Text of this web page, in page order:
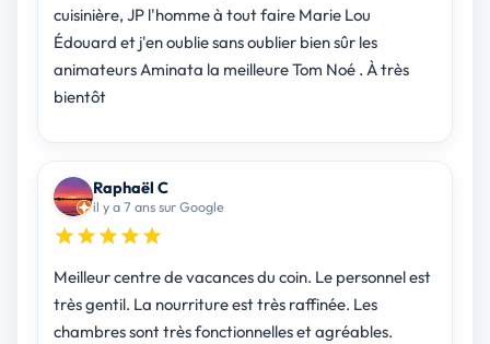
cuisinière, JP l'homme à tout faire Marie Lou
Édouard et j'en oublie sans oublier bien sûr les
animateurs Aminata la meilleure Tom Noé . À très
bientôt
Raphaël C
il y a 7 ans sur Google
Meilleur centre de vacances du coin. Le personnel est
très gentil. La nourriture est très raffinée. Les
chambres sont très fonctionnelles et agréables.